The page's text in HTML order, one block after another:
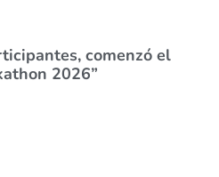
comenzó el
2026”